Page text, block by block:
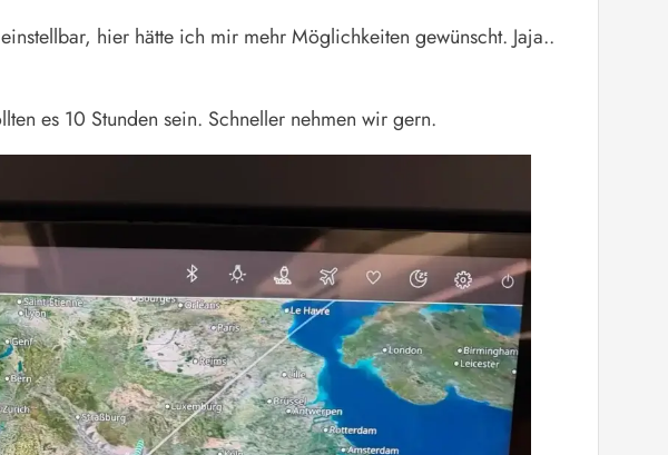
hier hätte ich mir mehr Möglichkeiten gewünscht. Jaja..
es 10 Stunden sein. Schneller nehmen wir gern.